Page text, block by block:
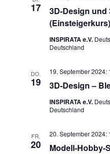
17
3D-Design und
(Einsteigerkurs)
INSPIRATA e.V.
Deutschland
DO.
19 3D-Design –
19. September 2024:
INSPIRATA e.V.
Deutschland
FR.
20 Modell-Hobby-
20. September 2024: